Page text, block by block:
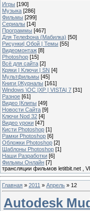
Игры [190]
Музыка [286]
Фильмы [299]
Сериалы [14]
Программы [467]
Для Телефона (Мабилка) [50]
Рисунки| Обой | Темы [55]
Видеомонтаж [8]
Photoshop [15]
Всё для сайта [2]
Кряки | Kлючи | SN [4]
Мультфильмы [45]
Книги |Журналы [161]
Windows \OC |XP | VISTA| 7 [31]
Разное [61]
Видео |Клипы [49]
Новости Сайта [9]
Ключи Nod 32 [4]
Видео уроки [47]
Кисти Photoshop [1]
Рамки Photoshop [6]
Обложки Photoshop [2]
Шаблоны Photoshop [1]
Наши Разработки [6]
Фильмы Онлайн [7]
трансляции фильмов letitbit.net ,
Главная » 2011 » Апрель » 12
Autodesk